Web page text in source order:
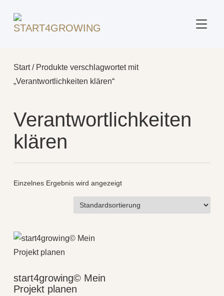
Start/ Produkte verschlagwortet mit
„Verantwortlichkeiten klären“
Verantwortlichkeiten
klären
Einzelnes Ergebnis wird angezeigt
start4growing© Mein
Projekt planen